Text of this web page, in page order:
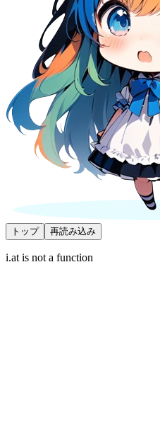
トップ 再読み込み
i.at is not a function